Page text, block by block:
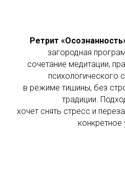
Ретрит
загородная
сочетание медитации,
психологического
в режиме тишины, без
традиции.
хочет снять стресс и
конкретное